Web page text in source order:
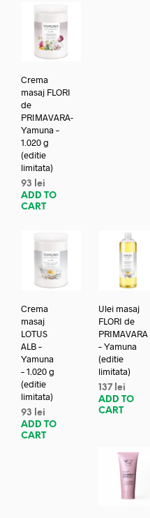
Crema
masaj FLORI
de
PRIMAVARA-
Yamuna –
1.020 g
(editie
limitata)
93
lei
ADD TO
CART
Crema
masaj
LOTUS
ALB –
Yamuna
– 1.020 g
(editie
limitata)
93
lei
ADD TO
CART
Ulei masaj
FLORI de
PRIMAVARA
– Yamuna
(editie
limitata)
137 lei
ADD TO
CART